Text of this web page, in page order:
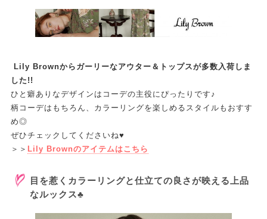
Lily Brownからガーリーなアウター＆トップスが多数入荷しま
した!!
ひと癖ありなデザインはコーデの主役にぴったりです♪
柄コーデはもちろん、カラーリングを楽しめるスタイルもおすす
め◎
ぜひチェックしてくださいね♥
＞＞ Lily Brownのアイテムはこちら
目を惹くカラーリングと仕立ての良さが映える上品
なルックス♣